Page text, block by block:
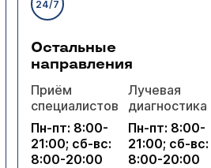
24/7
Остальные
направления
Приём
специалистов
Пн-пт: 8:00-
21:00; сб-вс:
8:00-20:00
Лучевая
диагностика
Пн-пт: 8:00-
21:00; сб-вс:
8:00-20:00